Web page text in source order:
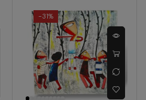
-31%